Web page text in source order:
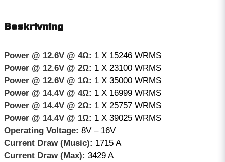
Beskrivning
Power @ 12.6V @ 4Ω: 1 X 15246 WRMS
Power @ 12.6V @ 2Ω: 1 X 23100 WRMS
Power @ 12.6V @ 1Ω: 1 X 35000 WRMS
Power @ 14.4V @ 4Ω: 1 X 16999 WRMS
Power @ 14.4V @ 2Ω: 1 X 25757 WRMS
Power @ 14.4V @ 1Ω: 1 X 39025 WRMS
Operating Voltage: 8V – 16V
Current Draw (Music): 1715 A
Current Draw (Max): 3429 A